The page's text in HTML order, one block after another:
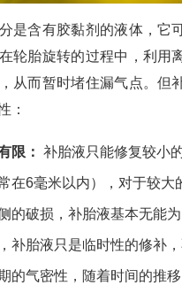
是含有胶黏剂的液体，它
轮胎旋转的过程中，利用
从而暂时堵住漏气点。但
：
限： 补胎液只能修复较小
在6毫米以内），对于较大
的破损，补胎液基本无能为
补胎液只是临时性的修补
的气密性，随着时间的推移